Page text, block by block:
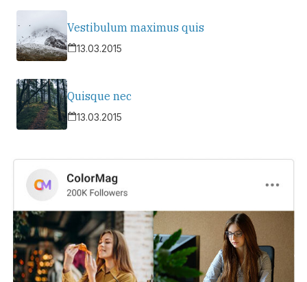
Vestibulum maximus quis
13.03.2015
Quisque nec
13.03.2015